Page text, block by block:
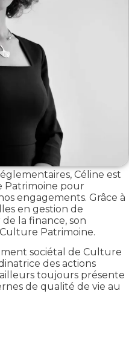
Céline est
Patrimoine pour
engagements. Grâce à
en gestion de
la finance, son
Patrimoine.
sociétal de Culture
des actions
toujours présente
de qualité de vie au